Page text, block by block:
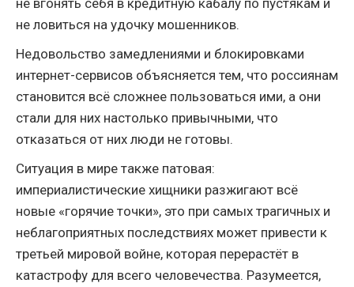
не вгонять себя в кредитную кабалу по пустякам и
не ловиться на удочку мошенников.
Недовольство замедлениями и блокировками
интернет-сервисов объясняется тем, что россиянам
становится всё сложнее пользоваться ими, а они
стали для них настолько привычными, что
отказаться от них люди не готовы.
Ситуация в мире также патовая:
империалистические хищники разжигают всё
новые «горячие точки», это при самых трагичных и
неблагоприятных последствиях может привести к
третьей мировой войне, которая перерастёт в
катастрофу для всего человечества. Разумеется,